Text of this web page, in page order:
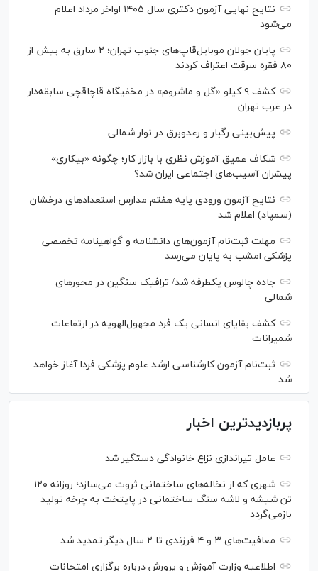
نتایج نهایی آزمون دکتری سال ۱۴۰۵ اواخر مرداد اعلام
می‌شود
پایان جولان موبایل‌قاپ‌های جنوب تهران؛ ۲ سارق به بیش از
۸۰ فقره سرقت اعتراف کردند
کشف ۹ کیلو «گل و ماشروم» در مخفیگاه قاچاقچی سابقه‌دار
در غرب تهران
پیش‌بینی رگبار و رعدوبرق در نوار شمالی
شکاف عمیق آموزش نظری با بازار کار؛ چگونه «بیکاری»
پیشران آسیب‌های اجتماعی ایران شد؟
نتایج آزمون ورودی پایه هفتم مدارس استعدادهای درخشان
(سمپاد) اعلام شد
مهلت ثبت‌نام آزمون‌های دانشنامه و گواهینامه تخصصی
پزشکی امشب به پایان می‌رسد
جاده چالوس یکطرفه شد/ ترافیک سنگین در محورهای
شمالی
کشف بقایای انسانی یک فرد مجهول‌الهویه در ارتفاعات
شمیرانات
ثبت‌نام آزمون کارشناسی ارشد علوم پزشکی فردا آغاز خواهد
شد
پربازدیدترین اخبار
عامل تیراندازی نزاع خانوادگی دستگیر شد
شهری که از نخاله‌های ساختمانی ثروت می‌سازد؛ روزانه ۱۲۰
تن شیشه و لاشه سنگ ساختمانی در پایتخت به چرخه تولید
بازمی‌گردد
معافیت‌های ۳ و ۴ فرزندی تا ۲ سال دیگر تمدید شد
اطلاعیه وزارت آموزش و پرورش درباره برگزاری امتحانات